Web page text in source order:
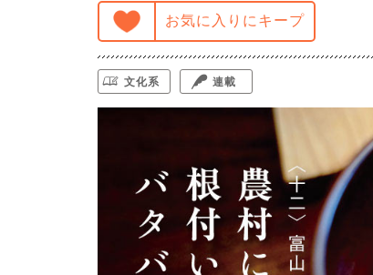
お気に入りにキープ
文化系 連載